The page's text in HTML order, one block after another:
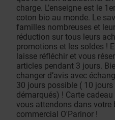
charge. L’enseigne est le
coton bio au monde. Le
familles nombreuses et
réduction sur tous leurs
promotions et les soldes !
laisse réfléchir et vous
articles pendant 3 jours.
changer d’avis avec
30 jours possible ( 10
démarqués) ! ​Carte
vous attendons dans votre
commercial O'Parinor !